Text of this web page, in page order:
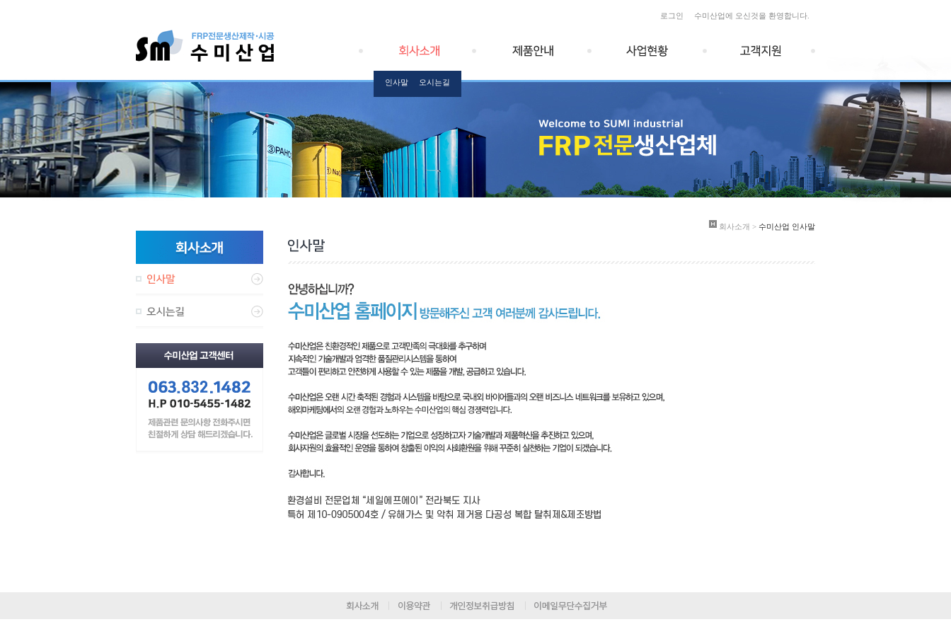
로그인 수미산업에 오신것을 환영합니다.
인사말 오시는길
회사소개 > 수미산업 인사말